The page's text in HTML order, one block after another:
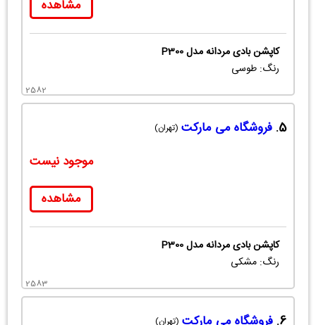
مشاهده
کاپشن بادی مردانه مدل P300
رنگ: طوسی
2582
5. فروشگاه می مارکت (تهران)
موجود نیست
مشاهده
کاپشن بادی مردانه مدل P300
رنگ: مشکی
2583
(تهران)